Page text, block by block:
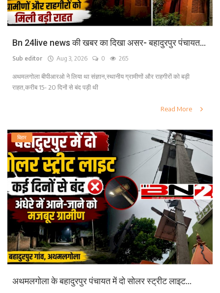
Bn 24live news की खबर का दिखा असर- बहादुरपुर पंचायत...
Sub editor Aug 3, 2026 0 265
अथमलगोला बीपीआरओ ने लिया था संज्ञान,स्थानीय ग्रामीणों और राहगीरों को बड़ी
राहत,करीब 15- 20 दिनों से बंद पड़ी थी
Read More
बिहार
अथमलगोला के बहादुरपुर पंचायत में दो सोलर स्ट्रीट लाइट...